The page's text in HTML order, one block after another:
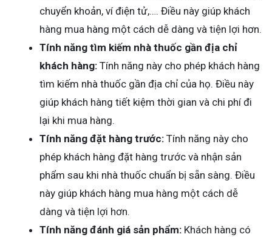
chuyển khoản, ví điện tử,…. Điều này giúp khách
hàng mua hàng một cách dễ dàng và tiện lợi hơn.
Tính năng tìm kiếm nhà thuốc gần địa chỉ
khách hàng: Tính năng này cho phép khách hàng
tìm kiếm nhà thuốc gần địa chỉ của họ. Điều này
giúp khách hàng tiết kiệm thời gian và chi phí đi
lại khi mua hàng.
Tính năng đặt hàng trước: Tính năng này cho
phép khách hàng đặt hàng trước và nhận sản
phẩm sau khi nhà thuốc chuẩn bị sẵn sàng. Điều
này giúp khách hàng mua hàng một cách dễ
dàng và tiện lợi hơn.
Tính năng đánh giá sản phẩm: Khách hàng có